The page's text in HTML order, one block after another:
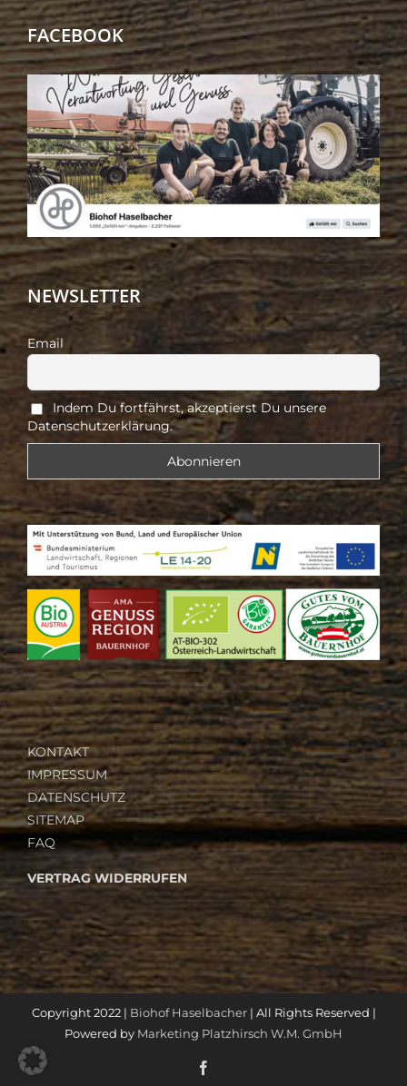
FACEBOOK
NEWSLETTER
Email
Indem Du fortfährst, akzeptierst Du unsere
Datenschutzerklärung.
KONTAKT
IMPRESSUM
DATENSCHUTZ
SITEMAP
FAQ
VERTRAG WIDERRUFEN
Copyright 2022 | Biohof Haselbacher| All Rights Reserved |
Powered by Marketing Platzhirsch W.M. GmbH